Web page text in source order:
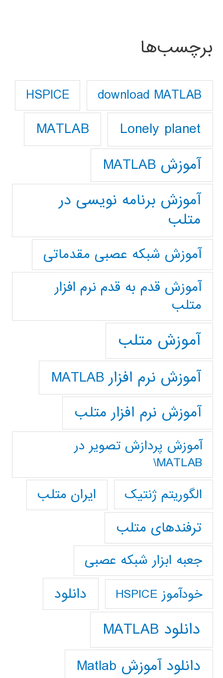
برچسب‌ها
download MATLAB
HSPICE
Lonely planet
MATLAB
آموزش MATLAB
آموزش برنامه نویسی در
متلب
آموزش شبکه عصبی مقدماتی
آموزش قدم به قدم نرم افزار
متلب
آموزش متلب
آموزش نرم افزار MATLAB
آموزش نرم افزار متلب
آموزش پردازش تصوير در
MATLAB\
الگوریتم ژنتیک
ایران متلب
ترفندهای متلب
جعبه ابزار شبکه عصبی
خودآموز HSPICE دانلود
دانلود MATLAB
دانلود آموزش Matlab